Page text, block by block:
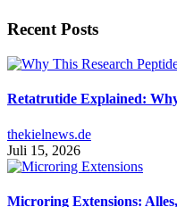
Recent Posts
Retatrutide Explained:
thekielnews.de
Juli 15, 2026
Microring Extensions: